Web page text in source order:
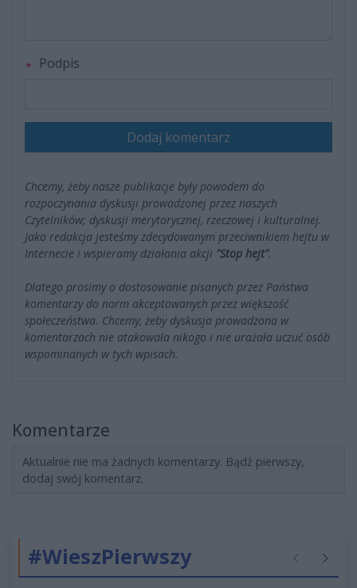
Podpis
Dodaj komentarz
Chcemy, żeby nasze publikacje były powodem do
rozpoczynania dyskusji prowadzonej przez naszych
Czytelników; dyskusji merytorycznej, rzeczowej i kulturalnej.
Jako redakcja jesteśmy zdecydowanym przeciwnikiem hejtu w
Internecie i wspieramy działania akcji "Stop hejt".
Dlatego prosimy o dostosowanie pisanych przez Państwa
komentarzy do norm akceptowanych przez większość
społeczeństwa. Chcemy, żeby dyskusja prowadzona w
komentarzach nie atakowała nikogo i nie urażała uczuć osób
wspominanych w tych wpisach.
Komentarze
Aktualnie nie ma żadnych komentarzy. Bądź pierwszy,
dodaj swój komentarz.
#WieszPierwszy Poprzednie